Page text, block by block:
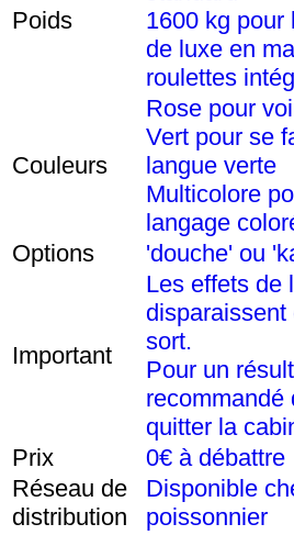
Poids
1600 kg pour
de luxe en
roulettes
Couleurs
Rose pour
Vert pour se
langue verte
Multicolore
langage
Options
'douche' ou
Important
Les effets de
disparaissent
sort.
Pour un
recommandé
quitter la
Prix
0€ à débattre
Réseau de
distribution
Disponible
poissonnier